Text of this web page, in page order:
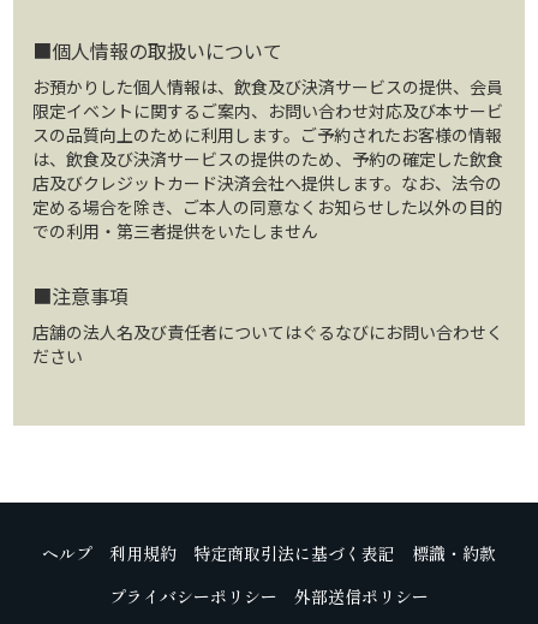
■個人情報の取扱いについて
お預かりした個人情報は、飲食及び決済サービスの提供、会員
限定イベントに関するご案内、お問い合わせ対応及び本サービ
スの品質向上のために利用します。ご予約されたお客様の情報
は、飲食及び決済サービスの提供のため、予約の確定した飲食
店及びクレジットカード決済会社へ提供します。なお、法令の
定める場合を除き、ご本人の同意なくお知らせした以外の目的
での利用・第三者提供をいたしません
■注意事項
店舗の法人名及び責任者についてはぐるなびにお問い合わせく
ださい
ヘルプ 利用規約 特定商取引法に基づく表記
標識・約款
プライバシーポリシー
外部送信ポリシー